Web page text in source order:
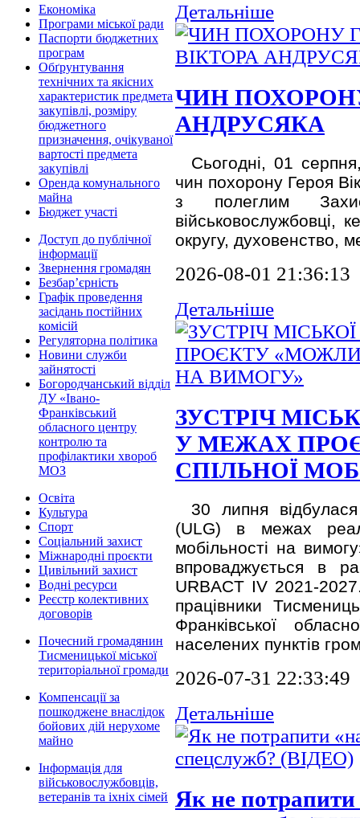
Економіка
Програми міської ради
Паспорти бюджетних
програм
Обґрунтування
технічних та якісних
характеристик предмета
закупівлі, розміру
бюджетного
призначення, очікуваної
вартості предмета
закупівлі
Оренда комунального
майна
Бюджет участі
Доступ до публічної
інформації
Звернення громадян
Безбар’єрність
Графік проведення
засідань постійних
комісій
Регуляторна політика
Новини служби
зайнятості
Богородчанський відділ
ДУ «Івано-
Франківський
обласного центру
контролю та
профілактики хвороб
МОЗ
Освіта
Культура
Спорт
Соціальний захист
Міжнародні проєкти
Цивільний захист
Водні ресурси
Реєстр колективних
договорів
Почесний громадянин
Тисменицької міської
територіальної громади
Компенсації за
пошкоджене внаслідок
бойових дій нерухоме
майно
Інформація для
військовослужбовців,
ветеранів та іхніх сімей
Детальніше
ЧИН
АНДРУСЯКА
Сьогодні, 01
чин похорону Героя
з полеглим
військовослужбовці,
округу, духовенство,
2026-08-01 21:36:13
Детальніше
ЗУСТРІЧ
У МЕЖАХ
СПІЛЬНОЇ
30 липня
(ULG) в межах
мобільності на
впроваджується в
URBACT IV 2021-
працівники
Франківської
населених пунктів
2026-07-31 22:33:49
Детальніше
Як не потрапити